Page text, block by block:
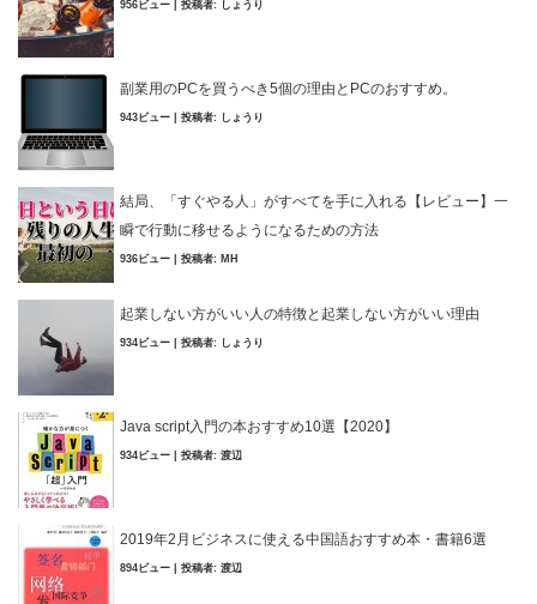
956ビュー 投稿者: しょうり
副業用のPCを買うべき5個の理由とPCのおすすめ。
943ビュー 投稿者: しょうり
結局、「すぐやる人」がすべてを手に入れる【レビュー】一
瞬で行動に移せるようになるための方法
936ビュー 投稿者: MH
起業しない方がいい人の特徴と起業しない方がいい理由
934ビュー 投稿者: しょうり
Java script入門の本おすすめ10選【2020】
934ビュー 投稿者: 渡辺
2019年2月ビジネスに使える中国語おすすめ本・書籍6選
894ビュー 投稿者: 渡辺